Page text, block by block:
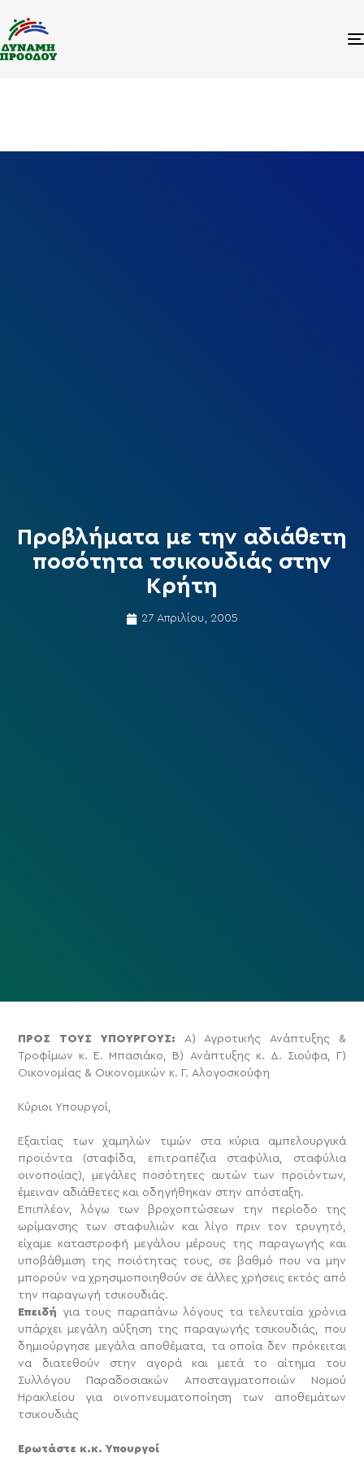
Προβλήματα με την αδιάθετη
ποσότητα τσικουδιάς στην
Κρήτη
27 Απριλίου, 2005
ΠΡΟΣ ΤΟΥΣ ΥΠΟΥΡΓΟΥΣ: Α) Αγροτικής Ανάπτυξης &
Τροφίμων κ. Ε. Μπασιάκο, Β) Ανάπτυξης κ. Δ. Σιούφα, Γ)
Οικονομίας & Οικονομικών κ. Γ. Αλογοσκούφη
Κύριοι Υπουργοί,
Εξαιτίας των χαμηλών τιμών στα κύρια αμπελουργικά
προϊόντα (σταφίδα, επιτραπέζια σταφύλια, σταφύλια
οινοποιίας), μεγάλες ποσότητες αυτών των προϊόντων,
έμειναν αδιάθετες και οδηγήθηκαν στην απόσταξη.
Επιπλέον, λόγω των βροχοπτώσεων την περίοδο της
ωρίμανσης των σταφυλιών και λίγο πριν τον τρυγητό,
είχαμε καταστροφή μεγάλου μέρους της παραγωγής και
υποβάθμιση της ποιότητας τους, σε βαθμό που να μην
μπορούν να χρησιμοποιηθούν σε άλλες χρήσεις εκτός από
την παραγωγή τσικουδιάς.
Επειδή για τους παραπάνω λόγους τα τελευταία χρόνια
υπάρχει μεγάλη αύξηση της παραγωγής τσικουδιάς, που
δημιούργησε μεγάλα αποθέματα, τα οποία δεν πρόκειται
να διατεθούν στην αγορά και μετά το αίτημα του
Συλλόγου Παραδοσιακών Αποσταγματοποιών Νομού
Ηρακλείου για οινοπνευματοποίηση των αποθεμάτων
τσικουδιάς
Ερωτάστε κ.κ. Υπουργοί